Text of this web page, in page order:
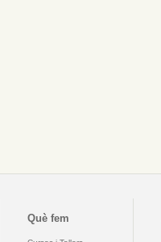
Què fem